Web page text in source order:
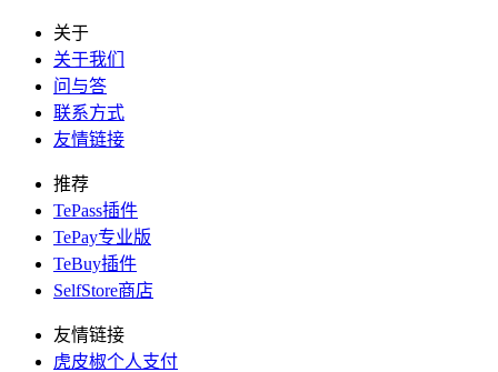
关于
关于我们
问与答
联系方式
友情链接
推荐
TePass插件
TePay专业版
TeBuy插件
SelfStore商店
友情链接
虎皮椒个人支付